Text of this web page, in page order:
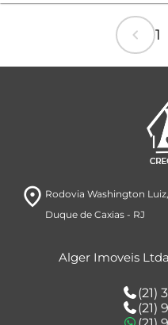
chevron_left 1
room Rodovia Washington Luiz
Duque de Caxias- RJ
Alger Imoveis
(21)
(21)